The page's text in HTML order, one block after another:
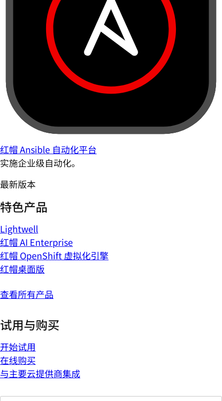
红帽 Ansible 自动化平台
实施企业级自动化。
最新版本
特色产品
Lightwell
红帽 AI Enterprise
红帽 OpenShift 虚拟化引擎
红帽桌面版
查看所有产品
试用与购买
开始试用
在线购买
与主要云提供商集成